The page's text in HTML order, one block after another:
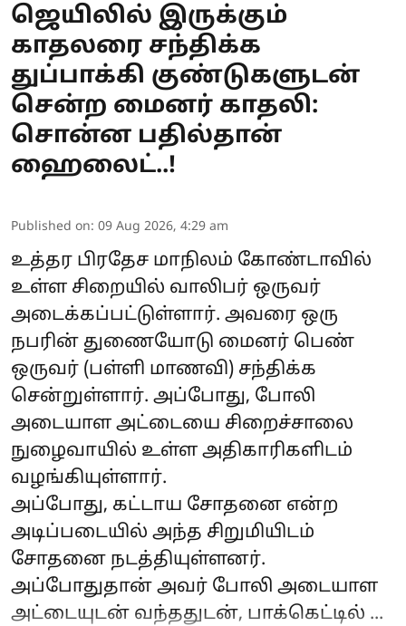
ஜெயிலில் இருக்கும்
காதலரை சந்திக்க
துப்பாக்கி குண்டுகளுடன்
சென்ற மைனர் காதலி:
சொன்ன பதில்தான்
ஹைலைட்..!
Published on: 09 Aug 2026, 4:29 am
உத்தர பிரதேச மாநிலம் கோண்டாவில்
உள்ள சிறையில் வாலிபர் ஒருவர்
அடைக்கப்பட்டுள்ளார். அவரை ஒரு
நபரின் துணையோடு மைனர் பெண்
ஒருவர் (பள்ளி மாணவி) சந்திக்க
சென்றுள்ளார். அப்போது, போலி
அடையாள அட்டையை சிறைச்சாலை
நுழைவாயில் உள்ள அதிகாரிகளிடம்
வழங்கியுள்ளார்.
அப்போது, கட்டாய சோதனை என்ற
அடிப்படையில் அந்த சிறுமியிடம்
சோதனை நடத்தியுள்ளனர்.
அப்போதுதான் அவர் போலி அடையாள
அட்டையுடன் வந்ததுடன், பாக்கெட்டில் ...